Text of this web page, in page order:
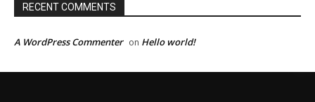
RECENT COMMENTS
A WordPress Commenter on Hello world!